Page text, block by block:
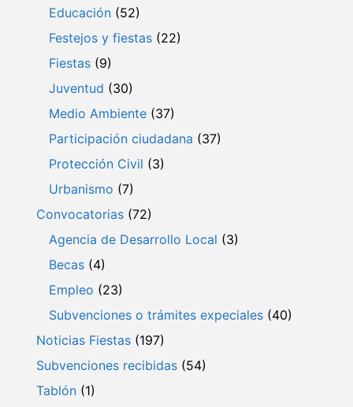
Educación (52)
Festejos y fiestas (22)
Fiestas (9)
Juventud (30)
Medio Ambiente (37)
Participación ciudadana (37)
Protección Civil (3)
Urbanismo (7)
Convocatorias (72)
Agencia de Desarrollo Local (3)
Becas (4)
Empleo (23)
Subvenciones o trámites expeciales (40)
Noticias Fiestas (197)
Subvenciones recibidas (54)
Tablón (1)